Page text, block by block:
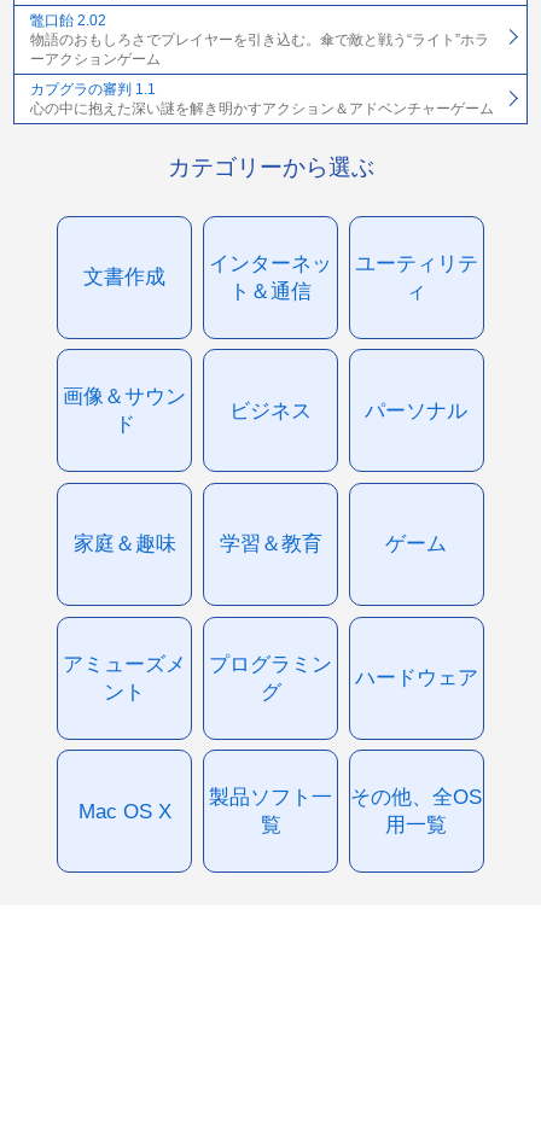
鼈口飴 2.02
物語のおもしろさでプレイヤーを引き込む。傘で敵と戦う“ライト”ホラ
ーアクションゲーム
カプグラの審判 1.1
心の中に抱えた深い謎を解き明かすアクション＆アドベンチャーゲーム
カテゴリーから選ぶ
文書作成
インターネッ
ト＆通信
ユーティリテ
ィ
画像＆サウン
ド
ビジネス パーソナル
家庭＆趣味 学習＆教育 ゲーム
アミューズメ
ント
プログラミン
グ
ハードウェア
Mac OS X
製品ソフト一
覧
その他、全OS
用一覧